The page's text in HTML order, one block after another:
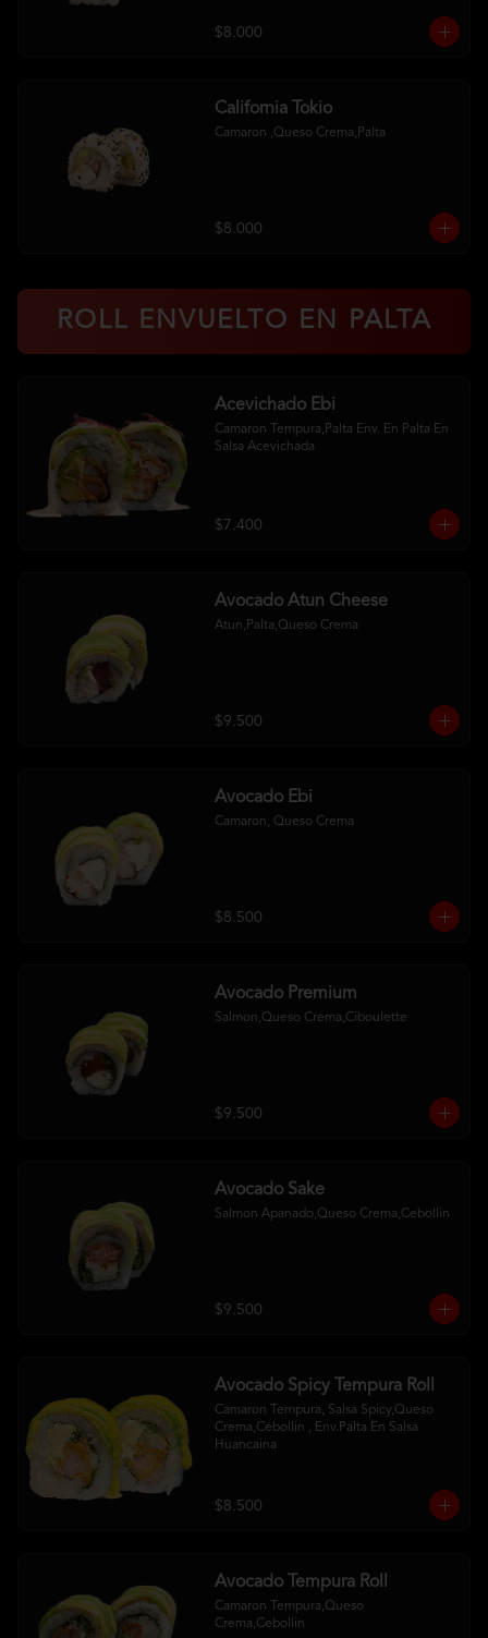
$8.000
California Tokio
Camaron ,Queso Crema,Palta
$8.000
ROLL ENVUELTO EN PALTA
Acevichado Ebi
Camaron Tempura,Palta Env. En Palta En
Salsa Acevichada
$7.400
Avocado Atun Cheese
Atun,Palta,Queso Crema
$9.500
Avocado Ebi
Camaron, Queso Crema
$8.500
Avocado Premium
Salmon,Queso Crema,Ciboulette
$9.500
Avocado Sake
Salmon Apanado,Queso Crema,Cebollin
$9.500
Avocado Spicy Tempura Roll
Camaron Tempura, Salsa Spicy,Queso
Crema,Cebollin , Env.Palta En Salsa
Huancaina
$8.500
Avocado Tempura Roll
Camaron Tempura,Queso
Crema,Cebollin